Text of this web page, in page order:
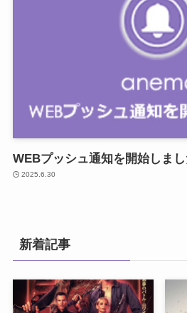
WEBプッシュ通知を開始しまし
2025.6.30
新着記事